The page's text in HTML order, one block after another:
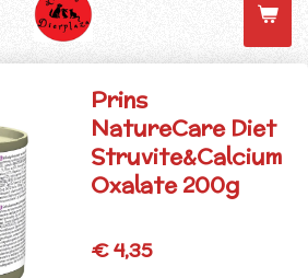
Prins
NatureCare Diet
Struvite&Calcium
Oxalate 200g
€ 4,35